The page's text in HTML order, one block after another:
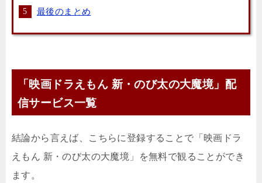
最後のまとめ
「映画ドラえもん 新・のび太の大魔境」配
信サービス一覧
結論から言えば、こちらに登録することで「映画ドラ
えもん 新・のび太の大魔境」を無料で観ることができ
ます。